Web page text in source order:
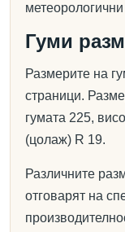
Гуми
Размерите на
страници.
гумата 225,
(цолаж) R 19.
Различните
отговарят на